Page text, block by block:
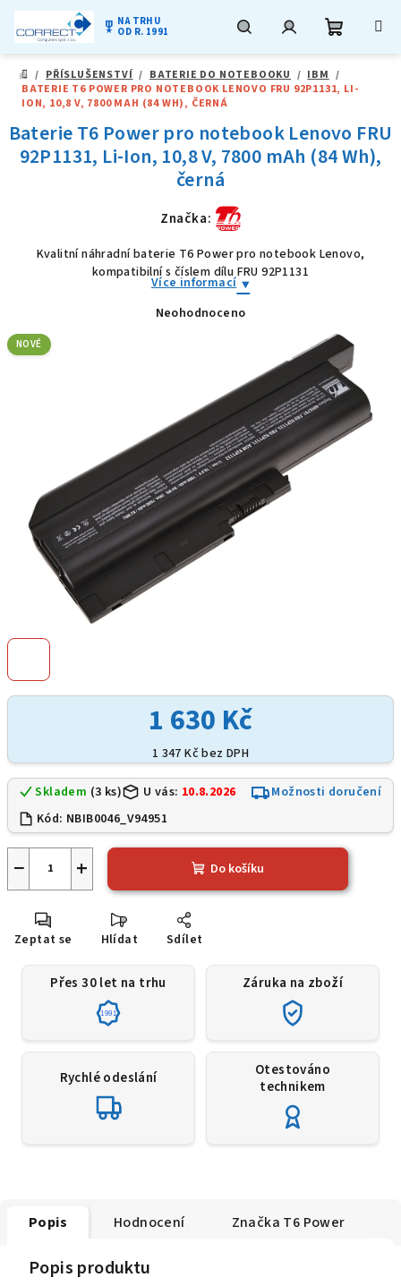
obsah
military_tech NA TRHU
OD R. 1991
DOMŮ
/ PŘÍSLUŠENSTVÍ / BATERIE DO NOTEBOOKU / IBM /
BATERIE T6 POWER PRO NOTEBOOK LENOVO FRU 92P1131, LI-
ION, 10,8 V, 7800 MAH (84 WH), ČERNÁ
1 630 Kč
1 347 Kč bez DPH
Skladem (3 ks) U vás: 10.8.2026
Možnosti doručení
Kód: NBIB0046_V94951
+
− Do košíku
Zeptat se Hlídat Sdílet
Baterie T6 Power pro notebook Lenovo FRU
92P1131, Li-Ion, 10,8 V, 7800 mAh (84 Wh),
černá
Značka:
Kvalitní náhradní baterie T6 Power pro notebook Lenovo,
kompatibilní s číslem dílu FRU 92P1131
Více informací
Průměrné
hvězdiček.
Neohodnoceno
NOVÉ
Přes 30 let na trhu
1991
Záruka na zboží
Rychlé odeslání
Otestováno
technikem
Popis Hodnocení Značka T6 Power
Popis produktu